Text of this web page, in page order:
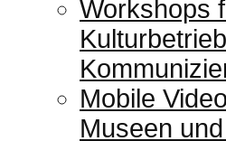
Workshops
Mobile
Museen